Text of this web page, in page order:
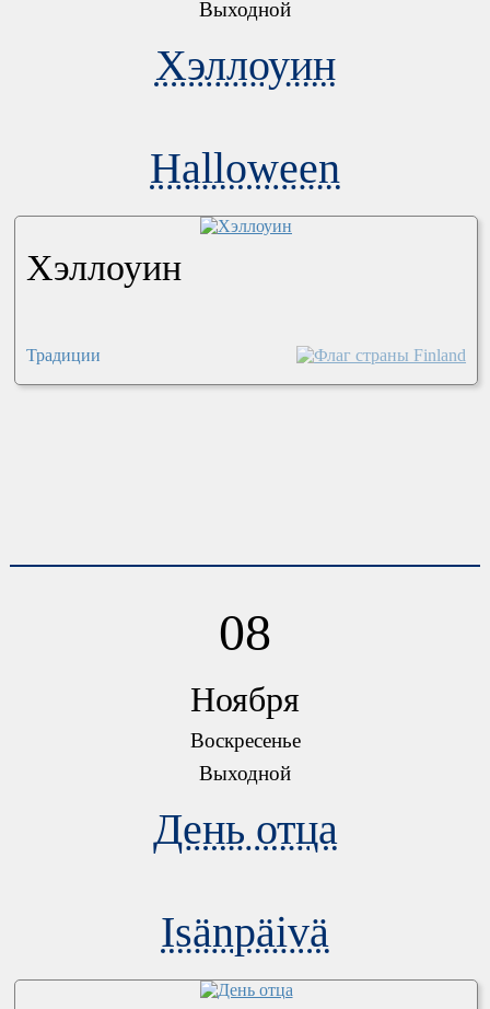
Выходной
Хэллоуин
Halloween
Хэллоуин
Традиции
08
Ноября
Воскресенье
Выходной
День отца
Isänpäivä